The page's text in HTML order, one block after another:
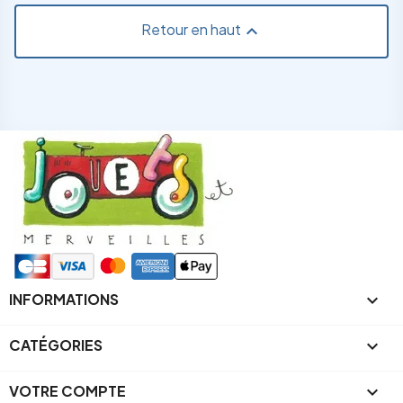
Retour en haut 
INFORMATIONS 
CATÉGORIES 
VOTRE COMPTE 